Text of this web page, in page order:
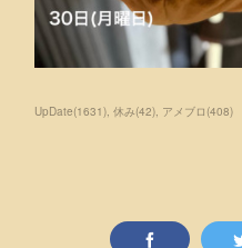
UpDate(1631) 休み(42) アメブロ (408)